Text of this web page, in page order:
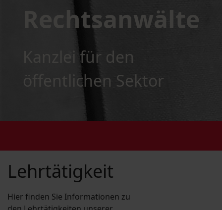
Rechtsanwälte
Kanzlei für den
öffentlichen Sektor
Lehrtätigkeit
Hier finden Sie Informationen zu